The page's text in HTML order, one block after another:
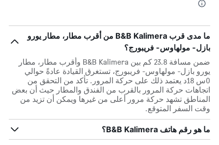
ما مدى قرب B&B Kalimera من أقرب مطار، مطار يورو
بازل- مولهاوس- فريبورج؟
ضمن مسافة 23.8 كم بين B&B Kalimera وأقرب مطار، مطار
يورو بازل- مولهاوس- فريبورج، تستغرق القيادة عادةً حوالي
0س 18د يعتمد ذلك على حركة المرور. تأكد من التحقق من
اتجاهات حركة المرور بالقرب من الفندق والمطار حيث أن بعض
المناطق تشهد حركة مرور أعلى من غيرها ويمكن أن تزيد من
وقت السفر المتوقع.
ما هو رقم هاتف B&B Kalimera؟